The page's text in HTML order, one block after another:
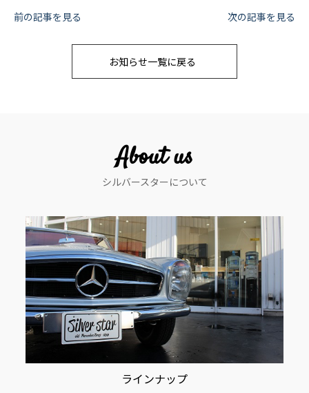
投
ン
前の記事を見る 次の記事を見る
お知らせ一覧に戻る
About us
シルバースターについて
ラインナップ